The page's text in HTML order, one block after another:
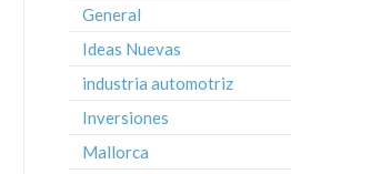
General
Ideas Nuevas
industria automotriz
Inversiones
Mallorca